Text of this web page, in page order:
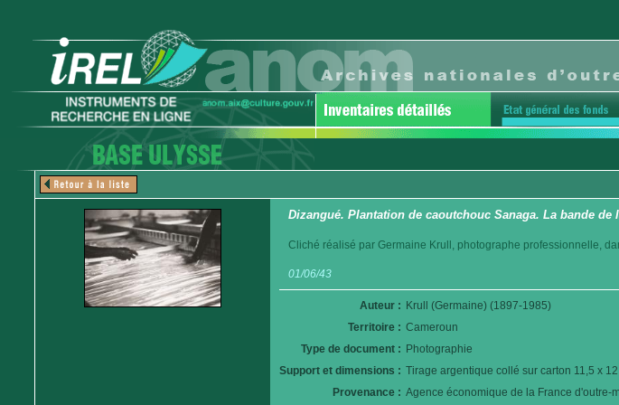
Dizangué. Plantation de caoutchouc Sanaga. La bande
Cliché réalisé par Germaine Krull, photographe professionnelle,
01/06/43
Auteur : Krull (Germaine) (1897-1985)
Territoire : Cameroun
Type de document : Photographie
Support et dimensions : Tirage argentique collé sur carton 11,5 x 12
Provenance : Agence économique de la France d'outre-